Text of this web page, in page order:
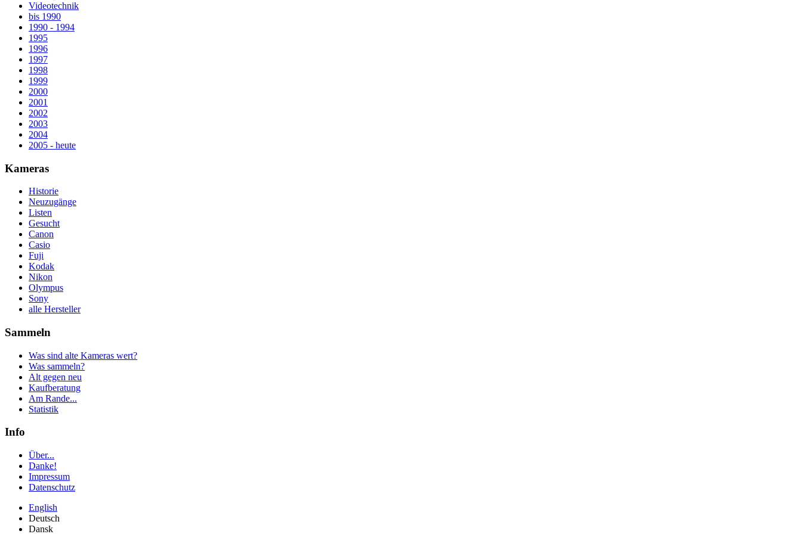
Videotechnik
bis 1990
1990 - 1994
1995
1996
1997
1998
1999
2000
2001
2002
2003
2004
2005 - heute
Kameras
Historie
Neuzugänge
Listen
Gesucht
Canon
Casio
Fuji
Kodak
Nikon
Olympus
Sony
alle Hersteller
Sammeln
Was sind alte Kameras wert?
Was sammeln?
Alt gegen neu
Kaufberatung
Am Rande...
Statistik
Info
Über...
Danke!
Impressum
Datenschutz
English
Deutsch
Dansk